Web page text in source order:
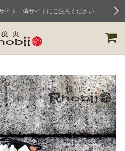
イト・偽サイトにご注意ください